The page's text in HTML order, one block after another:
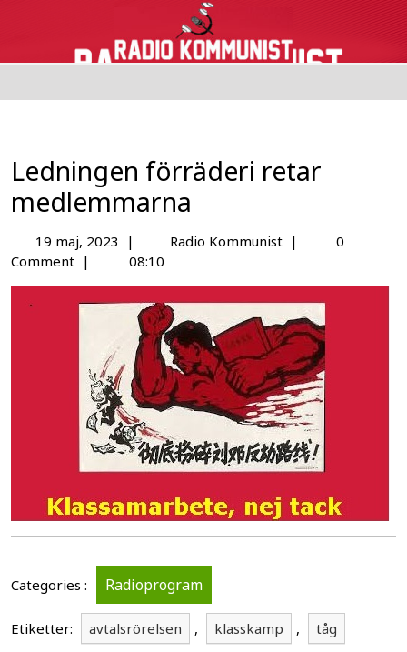
Ledningen förräderi retar
medlemmarna
19 maj, 2023 | Radio Kommunist |
0
Comment | 08:10
Categories : Radioprogram
Etiketter: avtalsrörelsen , klasskamp , tåg